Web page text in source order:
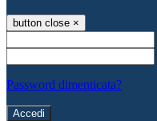
button close ×
Password dimenticata?